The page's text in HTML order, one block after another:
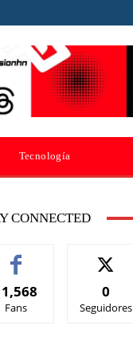
Tecnología
CONNECTED
Fans
0
Seguidores